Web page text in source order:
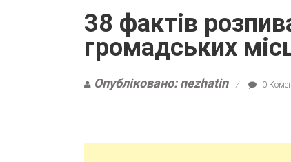
38 фактів
громадських
Опубліковано: nezhatin 0